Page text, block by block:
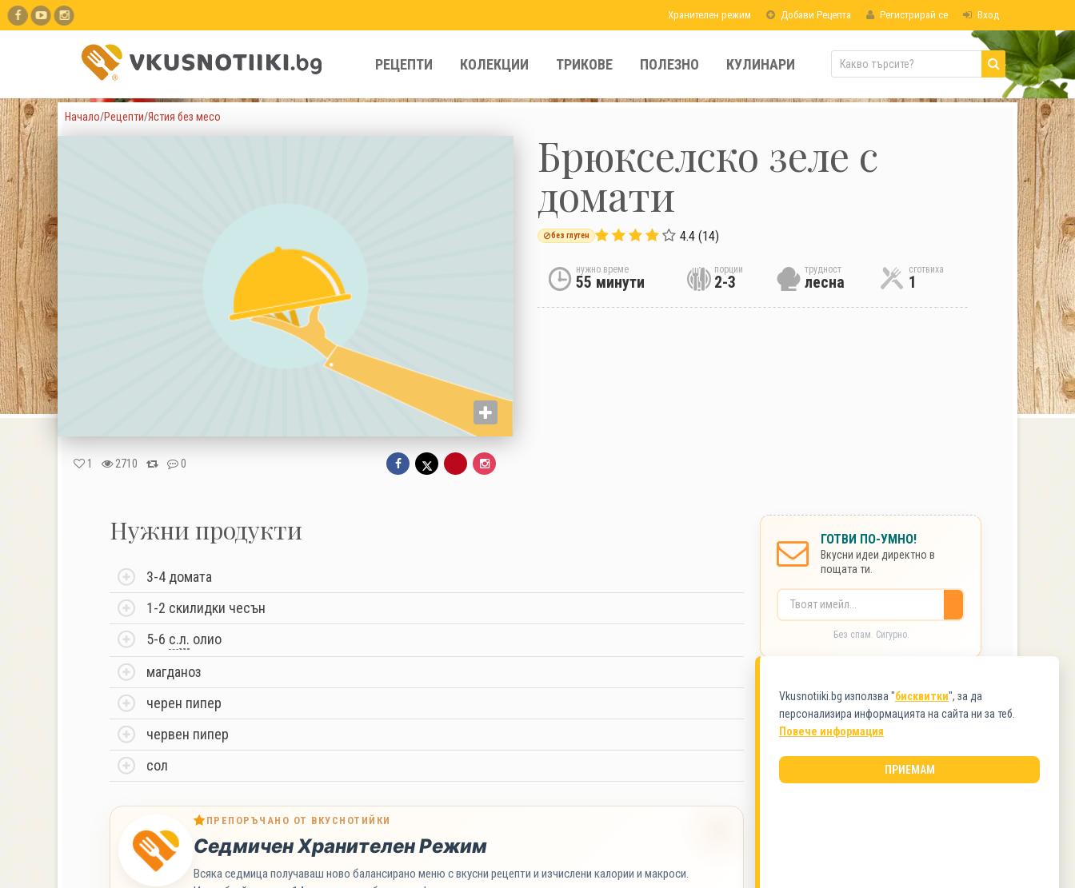
Хранителен режим Добави Рецепта Регистрирай се Вход
РЕЦЕПТИ КОЛЕКЦИИ ТРИКОВЕ ПОЛЕЗНО КУЛИНАРИ
Начало/Рецепти/Ястия без месо
1 2710 0
Брюкселско зеле с
домати
без глутен 4.4 (14)
нужно време
55 минути
порции
2-3
трудност
лесна
сготвиха
1
Нужни продукти
3-4 домата
1-2 скилидки чесън
5-6 с.л. олио
магданоз
черен пипер
червен пипер
сол
ПРЕПОРЪЧАНО ОТ ВКУСНОТИЙКИ
Седмичен Хранителен Режим
Всяка седмица получаваш ново балансирано меню с вкусни рецепти и изчислени калории и макроси.
ГОТВИ ПО-УМНО!
Вкусни идеи директно в
пощата ти.
Без спам. Сигурно.
КАТЕГОРИИ
Ястия без месо
Vkusnotiiki.bg използва "бисквитки", за да
персонализира информацията на сайта ни за теб.
Повече информация
ПРИЕМАМ